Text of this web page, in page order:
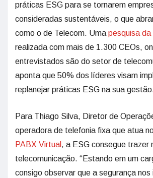
práticas ESG para se tornarem
consideradas sustentáveis, o que
como o de Telecom. Uma pesquisa da
realizada com mais de 1.300 CEOs,
entrevistados são do setor de
aponta que 50% dos líderes visam
replanejar práticas ESG na sua
Para Thiago Silva, Diretor de
operadora de telefonia fixa que atua
PABX Virtual , a ESG consegue trazer
telecomunicação. “Estando em um
consigo observar que a segurança